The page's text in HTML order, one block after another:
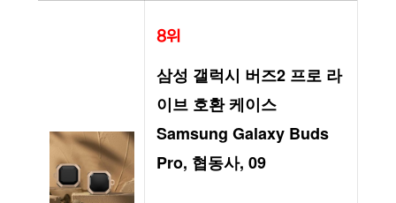
8위
삼성 갤럭시 버즈2 프로 라
이브 호환 케이스
Samsung Galaxy Buds
Pro, 협동사, 09